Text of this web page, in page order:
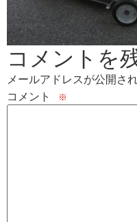
コメントを
メールアドレスが公開さ
コメント
※